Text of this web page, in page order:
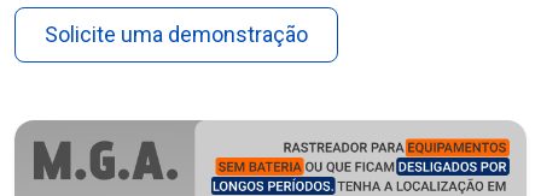
Solicite uma demonstração